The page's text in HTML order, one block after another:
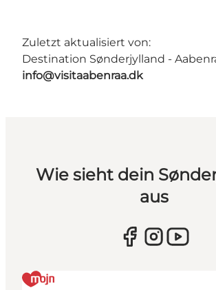
Zuletzt aktualisiert von:
Destination Sønderjylland -
info@visitaabenraa.dk
Wie sieht dein
aus